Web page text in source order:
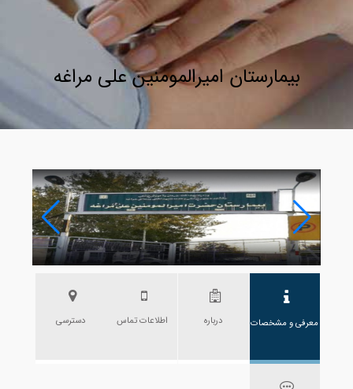
بیمارستان امیرالمومنین علی مراغه
معرفی و مشخصات درباره اطلاعات تماس دسترسی